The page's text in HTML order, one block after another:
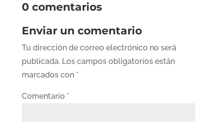
0 comentarios
Enviar un comentario
Tu dirección de correo electrónico no será
publicada. Los campos obligatorios están
marcados con *
Comentario *